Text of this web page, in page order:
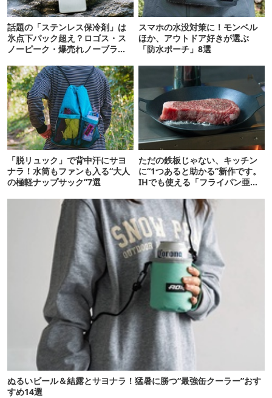
話題の「ステンレス保冷剤」は
氷点下パック超え？ロゴス・ス
ノーピーク・爆売れノーブラン
スマホの水没対策に！モンベル
ほか、アウトドア好きが選ぶ
「防水ポーチ」8選
「脱リュック」で背中汗にサヨ
ナラ！水筒もファンも入る“大人
の極軽ナップサック”7選
ただの鉄板じゃない、キッチン
に“1つあると助かる”新作です。
IHでも使える「フライパン亜
ぬるいビール＆結露とサヨナラ！猛暑に勝つ“最強缶クーラー”おす
すめ14選